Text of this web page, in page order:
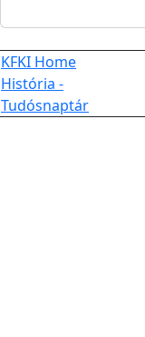
KFKI Home
História -
Tudósnaptár